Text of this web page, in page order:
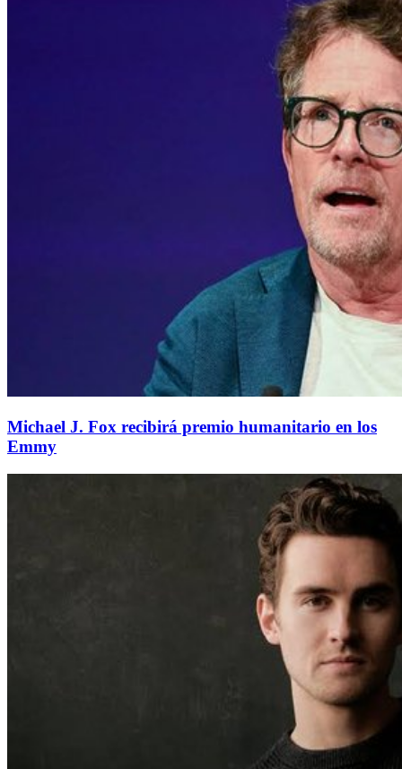
Michael J. Fox recibirá premio humanitario en los
Emmy